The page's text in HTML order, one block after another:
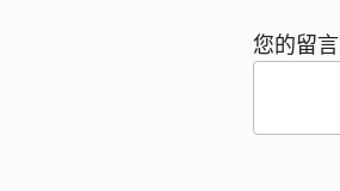
您的留言